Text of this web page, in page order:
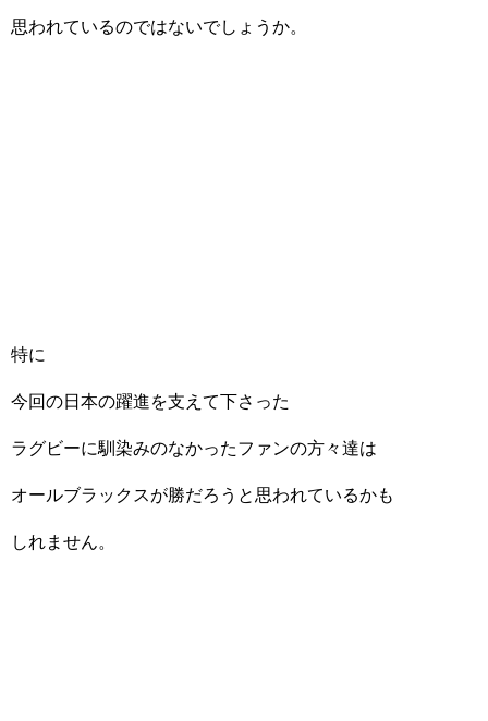
思われているのではないでしょうか。
特に
今回の日本の躍進を支えて下さった
ラグビーに馴染みのなかったファンの方々達は
オールブラックスが勝だろうと思われているかも
しれません。